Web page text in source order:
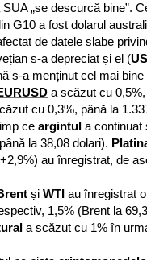
„se descurcă bine”.
G10 a fost dolarul
de datele slabe
s-a depreciat și el (
s-a menținut cel mai bine
a scăzut cu
cu 0,3%, până la
ce argintul a continuat
la 38,08 dolari).
au înregistrat, de
și WTI au înregistrat
1,5% (Brent la
a scăzut cu 1% în